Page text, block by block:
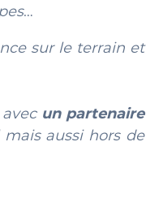
…
sur le terrain et
un partenaire
aussi hors de